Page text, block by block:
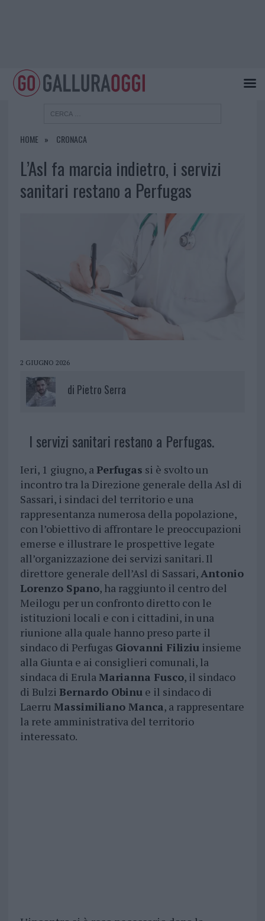
HOME CRONACA
L’Asl fa marcia indietro, i servizi
sanitari restano a Perfugas
2 GIUGNO 2026
di Pietro Serra
I servizi sanitari restano a Perfugas.
Ieri, 1 giugno, aPerfugas si è svolto un
incontro tra la Direzione generale della Asl di
Sassari, i sindaci del territorio e una
rappresentanza numerosa della popolazione,
con l’obiettivo di affrontare le preoccupazioni
emerse e illustrare le prospettive legate
all’organizzazione dei servizi sanitari. Il
direttore generale dell’Asl di Sassari,Antonio
Lorenzo Spano, ha raggiunto il centro del
Meilogu per un confronto diretto con le
istituzioni locali e con i cittadini, in una
riunione alla quale hanno preso parte il
sindaco di Perfugas Giovanni Filiziuinsieme
alla Giunta e ai consiglieri comunali, la
sindaca di ErulaMarianna Fusco, il sindaco
di Bulzi Bernardo Obinue il sindaco di
Laerru Massimiliano Manca, a rappresentare
la rete amministrativa del territorio
interessato.